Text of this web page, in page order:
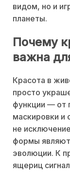
видом, но и
планеты.
Почему
важна
Красота в
просто
функции — от
маскировки и
не
формы
эволюции. К
ящериц